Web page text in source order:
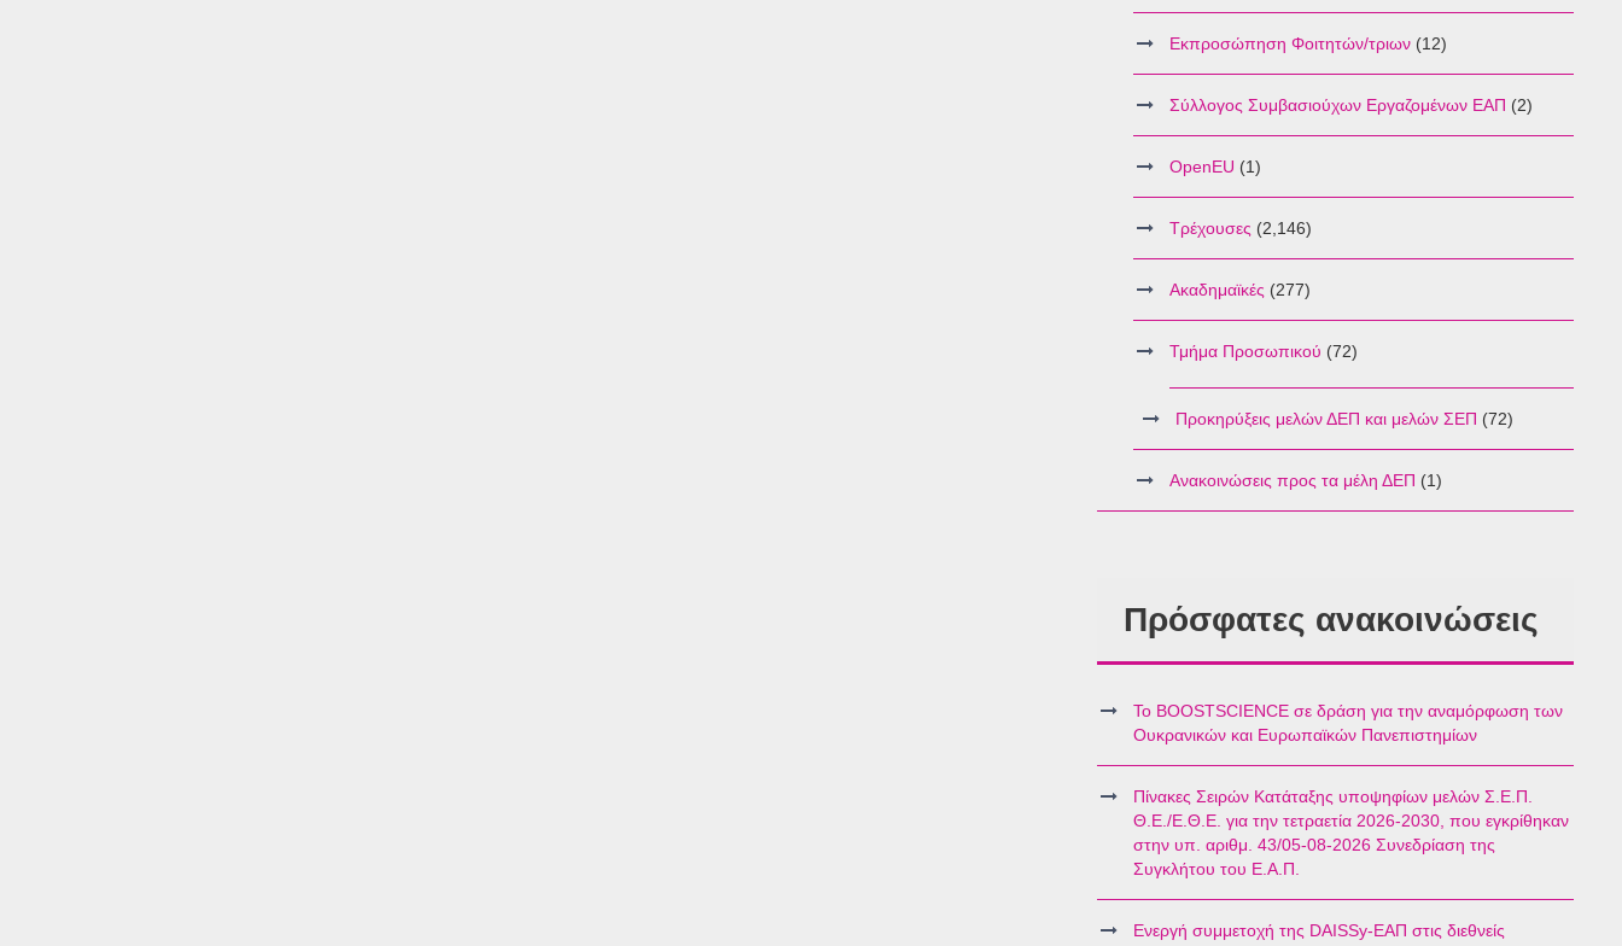
Εκπροσώπηση Φοιτητών/τριων (12)
Σύλλογος Συμβασιούχων Εργαζομένων ΕΑΠ (2)
OpenEU (1)
Τρέχουσες (2,146)
Ακαδημαϊκές (277)
Τμήμα Προσωπικού (72)
Προκηρύξεις μελών ΔΕΠ και μελών ΣΕΠ (72)
Ανακοινώσεις προς τα μέλη ΔΕΠ (1)
Πρόσφατες ανακοινώσεις
Το BOOSTSCIENCE σε δράση για την αναμόρφωση των
Ουκρανικών και Ευρωπαϊκών Πανεπιστημίων
Πίνακες Σειρών Κατάταξης υποψηφίων μελών Σ.Ε.Π.
Θ.Ε./Ε.Θ.Ε. για την τετραετία 2026-2030, που εγκρίθηκαν
στην υπ. αριθμ. 43/05-08-2026 Συνεδρίαση της
Συγκλήτου του Ε.Α.Π.
Ενεργή συμμετοχή της DAISSy-ΕΑΠ στις διεθνείς